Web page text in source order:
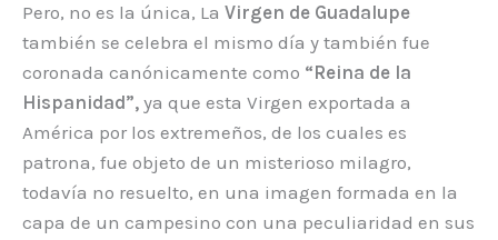
Pero, no es la única, La Virgen de Guadalupe
también se celebra el mismo día y también fue
coronada canónicamente como “Reina de la
Hispanidad”, ya que esta Virgen exportada a
América por los extremeños, de los cuales es
patrona, fue objeto de un misterioso milagro,
todavía no resuelto, en una imagen formada en la
capa de un campesino con una peculiaridad en sus